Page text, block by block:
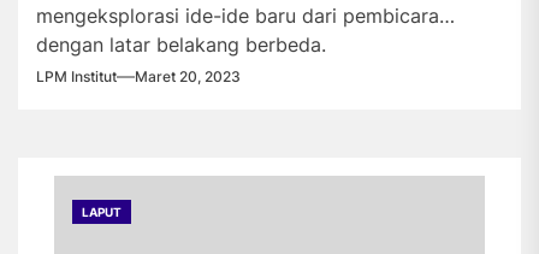
mengeksplorasi ide-ide baru dari pembicara
dengan latar belakang berbeda.
LPM Institut Maret 20, 2023
LAPUT